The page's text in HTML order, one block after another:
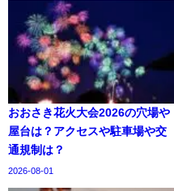
おおさき花火大会2026の穴場や
屋台は？アクセスや駐車場や交
通規制は？
2026-08-01